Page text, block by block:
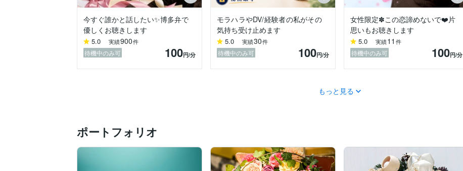
こんなこと話したら引かれちゃうかも。。とか
恥ずかしい話だけど嫌がらずに聞いてもらえるかな？とかそんな心配はまったくいりません。
話題がない時は私からたくさん話しかけます。
ここはあなたと私だけの特別なトークルームになります！
ここで話した内容は外に漏れることは絶対にありませんので、ご安心くださいね。
一緒に泣いてスッキリできることもあります。
お電話一本で私があなたの全てを受け入れます！
どうぞリラックスしてお話くださいね♪
今すぐ誰かと話したい✨博多弁で
優しくお聴きします
5.0 実績900件
待機中のみ可 100円/分
モラハラやDV/経験者の私がその
気持ち受け止めます
5.0 実績30件
待機中のみ可 100円/分
女性限定✽この恋諦めないで❤️片
思いもお聴きします
5.0 実績11 件
待機中のみ可 100円/分
もっと見る
ポートフォリオ